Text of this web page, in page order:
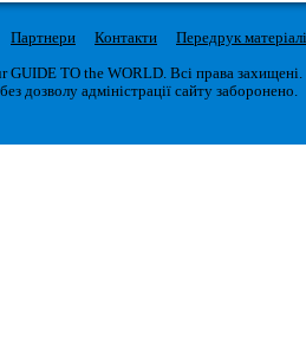
Партнери Контакти
Передрук
TO the WORLD. Всі права захищені.
дозволу адміністрації сайту заборонено.